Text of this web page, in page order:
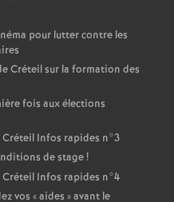
pour lutter contre les
Créteil sur la formation des
fois aux élections
Créteil Infos rapides n°3
de stage!
Créteil Infos rapides n°4
vos «aides » avant le